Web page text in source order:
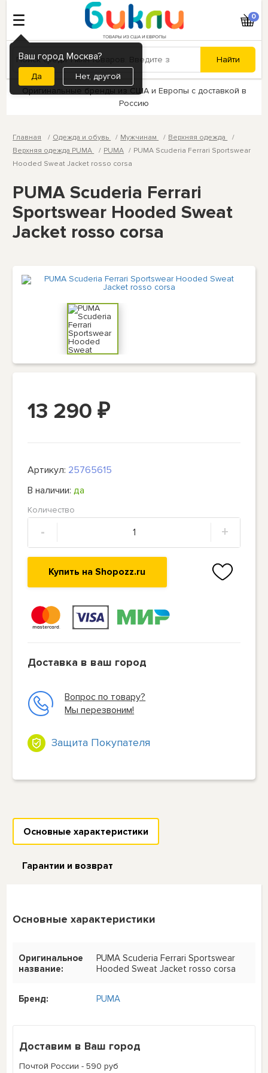
Ваш город Москва?
Нет, другой
0
Оригинальные бренды из США и Европы с доставкой в
Россию
Главная Одежда и обувь Мужчинам
Верхняя одежда
Верхняя одежда PUMA
PUMA
PUMA Scuderia Ferrari Sportswear
Hooded Sweat Jacket rosso corsa
PUMA Scuderia Ferrari
Sportswear Hooded Sweat
Jacket rosso corsa
13 290₽
Артикул: 25765615
В наличии:да
Количество
- +
Купить на Shopozz.ru
Доставка в ваш город
Вопрос по товару?
Мы перезвоним!
Защита Покупателя
Основные характеристики
Гарантии и возврат
Основные характеристики
Оригинальное
название:
PUMA Scuderia Ferrari Sportswear
Hooded Sweat Jacket rosso corsa
Бренд: PUMA
Доставим в Ваш город
Почтой России - 590 руб